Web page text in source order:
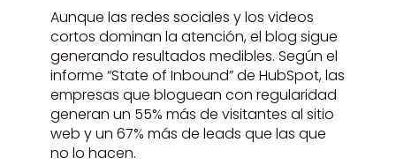
Aunque las redes sociales y los videos
cortos dominan la atención, el blog sigue
generando resultados medibles. Según el
informe “State of Inbound” de HubSpot, las
empresas que bloguean con regularidad
generan un 55% más de visitantes al sitio
web y un 67% más de leads que las que
no lo hacen.